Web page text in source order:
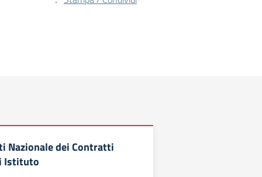
Nazionale dei Contratti
Istituto